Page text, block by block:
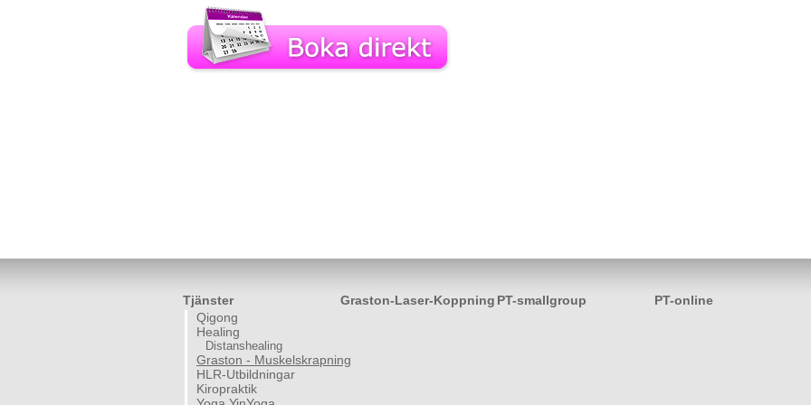
Tjänster
Qigong
Healing
Distanshealing
Graston - Muskelskrapning
HLR-Utbildningar
Kiropraktik
Graston-Laser-Koppning PT-smallgroup PT-online